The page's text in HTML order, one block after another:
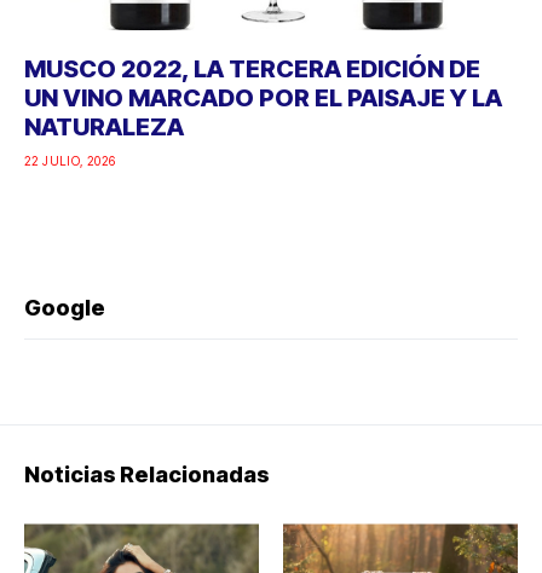
MUSCO 2022, LA TERCERA EDICIÓN DE
UN VINO MARCADO POR EL PAISAJE Y LA
NATURALEZA
22 JULIO, 2026
Google
Noticias Relacionadas